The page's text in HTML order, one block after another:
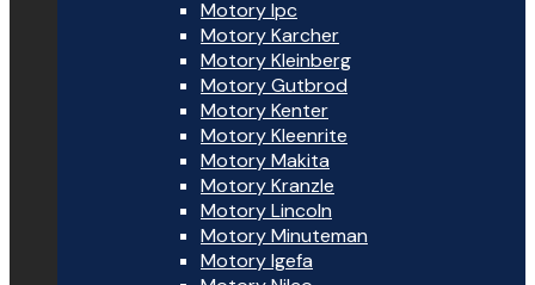
Motory Ipc
Motory Karcher
Motory Kleinberg
Motory Gutbrod
Motory Kenter
Motory Kleenrite
Motory Makita
Motory Kranzle
Motory Lincoln
Motory Minuteman
Motory Igefa